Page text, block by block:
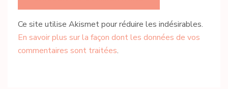
Ce site utilise Akismet pour réduire les indésirables.
En savoir plus sur la façon dont les données de vos
commentaires sont traitées.